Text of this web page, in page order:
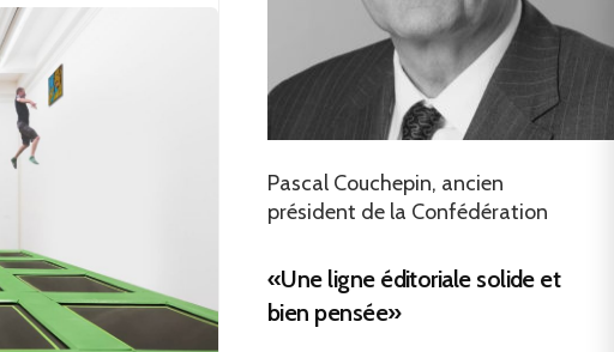
Pascal Couchepin, ancien
président de la Confédération
«Une ligne éditoriale solide et
bien pensée»